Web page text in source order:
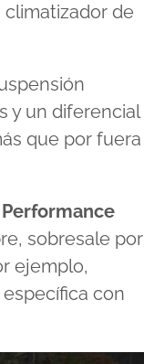
climatizador de
y un diferencial
que por fuera
sobresale por
ejemplo,
con